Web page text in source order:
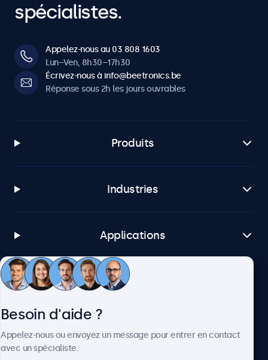
spécialistes.
Appelez-nous au 03 808 1603
Lun–Ven, 8h30–17h30
Écrivez-nous à info@beetronics.be
Réponse sous 2h les jours ouvrables
Produits
Industries
Applications
Service client
Besoin d'aide ?
Appelez-nous ou envoyez un message pour entrer en contact
avec un spécialiste.